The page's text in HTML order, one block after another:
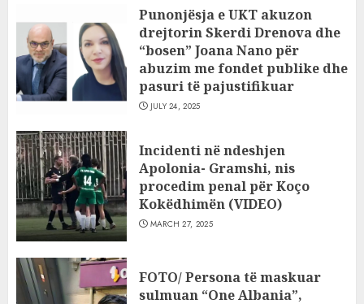
Punonjësja e UKT akuzon
drejtorin Skerdi Drenova dhe
“bosen” Joana Nano për
abuzim me fondet publike dhe
pasuri të pajustifikuar
JULY 24, 2025
Incidenti në ndeshjen
Apolonia- Gramshi, nis
procedim penal për Koço
Kokëdhimën (VIDEO)
MARCH 27, 2025
FOTO/ Persona të maskuar
sulmuan “One Albania”,